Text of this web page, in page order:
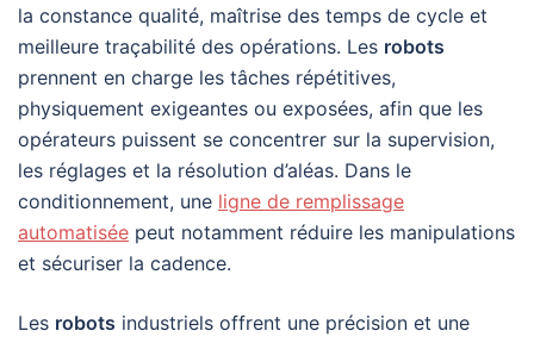
la constance qualité, maîtrise des temps de cycle et
meilleure traçabilité des opérations. Les robots
prennent en charge les tâches répétitives,
physiquement exigeantes ou exposées, afin que les
opérateurs puissent se concentrer sur la supervision,
les réglages et la résolution d’aléas. Dans le
conditionnement, une ligne de remplissage
automatisée peut notamment réduire les manipulations
et sécuriser la cadence.
Les robots industriels offrent une précision et une